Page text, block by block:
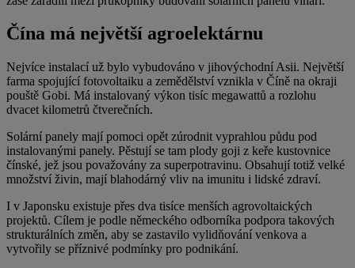
Čína má největší agroelektárnu
Nejvíce instalací už bylo vybudováno v jihovýchodní Asii. Největší
farma spojující fotovoltaiku a zemědělství vznikla v Číně na okraji
pouště Gobi. Má instalovaný výkon tisíc megawattů a rozlohu
dvacet kilometrů čtverečních.
Solární panely mají pomoci opět zúrodnit vyprahlou půdu pod
instalovanými panely. Pěstují se tam plody goji z keře kustovnice
čínské, jež jsou považovány za superpotravinu. Obsahují totiž velké
množství živin, mají blahodárný vliv na imunitu i lidské zdraví.
I v Japonsku existuje přes dva tisíce menších agrovoltaických
projektů. Cílem je podle německého odborníka podpora takových
strukturálních změn, aby se zastavilo vylidňování venkova a
vytvořily se příznivé podmínky pro podnikání.